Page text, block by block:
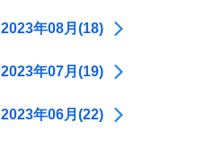
2023年08月(18)
2023年07月(19)
2023年06月(22)